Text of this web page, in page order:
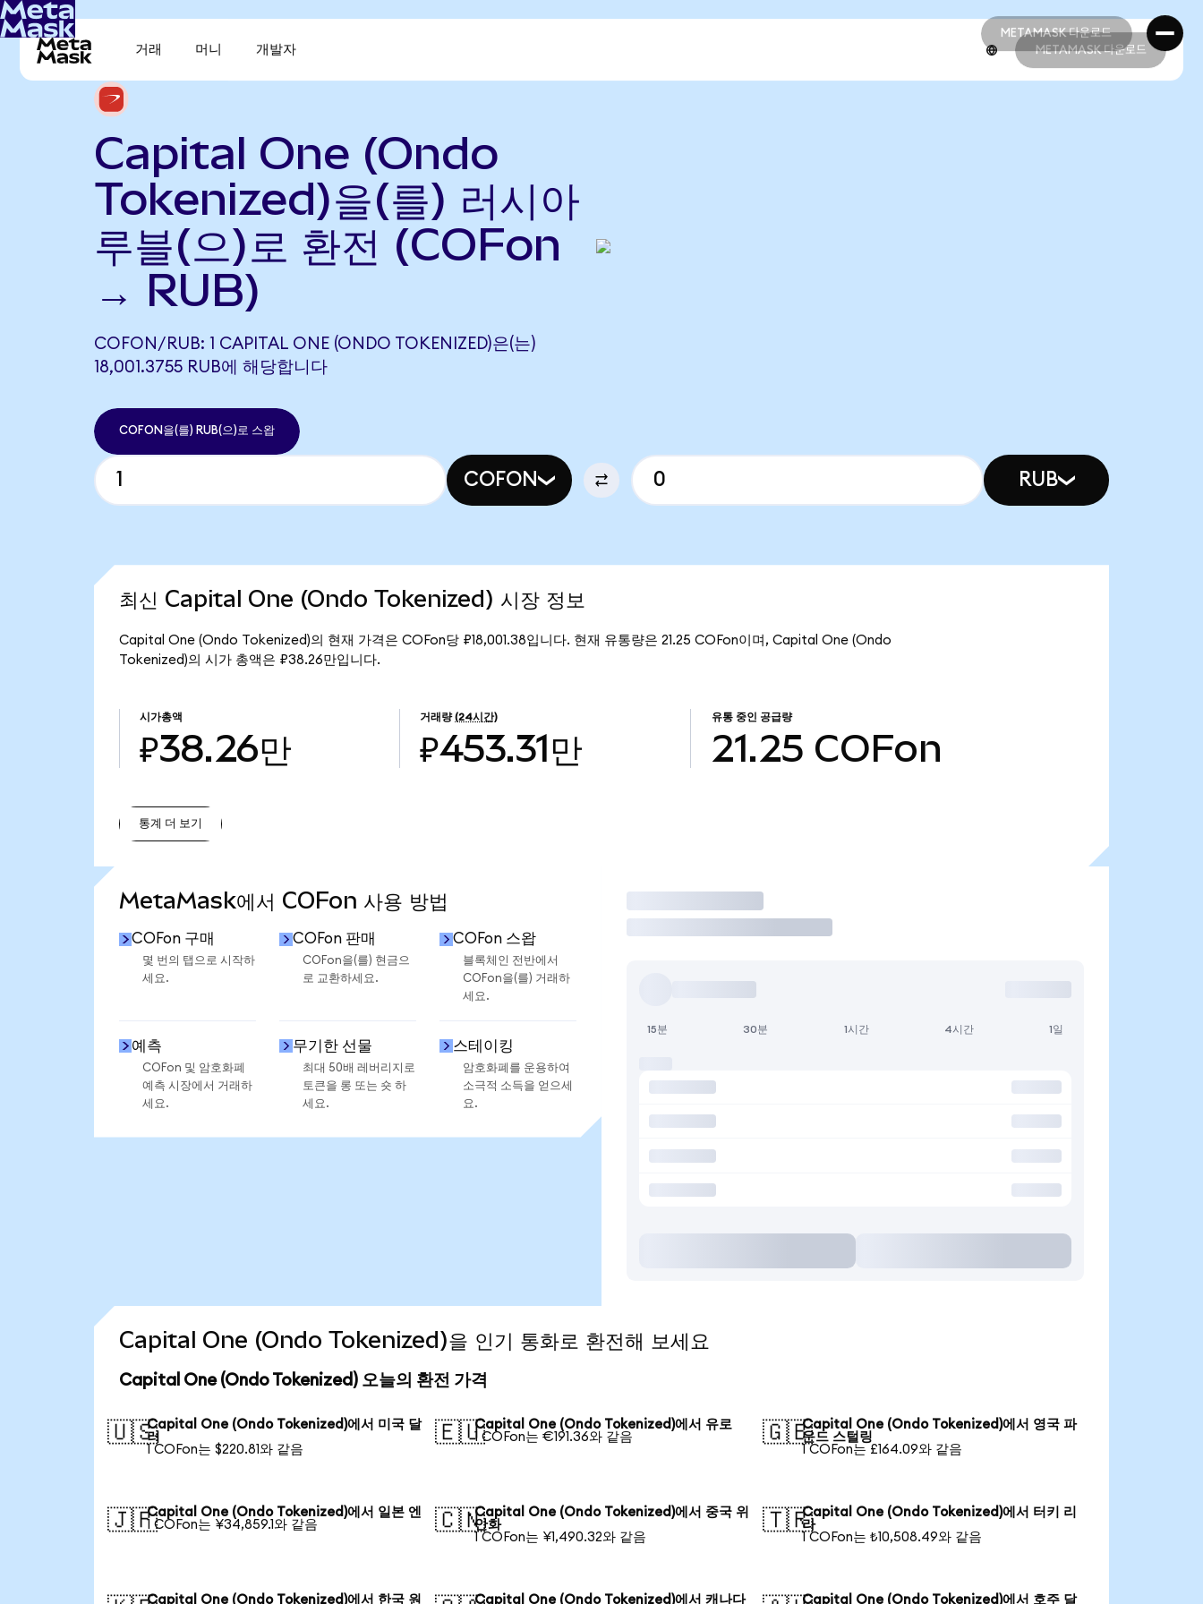
METAMASK 다운로드
METAMASK 다운로드
거래 머니 개발자 METAMASK 다운로드
Capital One (Ondo
Tokenized)을(를) 러시아
루블(으)로 환전 (COFon
→ RUB)
COFON/RUB: 1 CAPITAL ONE (ONDO TOKENIZED)은(는)
18,001.3755 RUB에 해당합니다
COFON을(를) RUB(으)로 스왑
COFON RUB
최신 Capital One (Ondo Tokenized) 시장 정보
Capital One (Ondo Tokenized)의 현재 가격은 COFon당 ₽18,001.38입니다. 현재 유통량은 21.25 COFon이며, Capital One (Ondo
Tokenized)의 시가 총액은 ₽38.26만입니다.
시가총액
₽38.26만
거래량 (24시간)
₽453.31만
유통 중인 공급량
21.25 COFon
통계 더 보기
MetaMask에서 COFon 사용 방법
COFon 구매
몇 번의 탭으로 시작하
세요.
COFon 판매
COFon을(를) 현금으
로 교환하세요.
COFon 스왑
블록체인 전반에서
COFon을(를) 거래하
세요.
예측
COFon 및 암호화폐
예측 시장에서 거래하
세요.
무기한 선물
최대 50배 레버리지로
토큰을 롱 또는 숏 하
세요.
스테이킹
암호화폐를 운용하여
소극적 소득을 얻으세
요.
거래
15분 30분 1시간 4시간 1일
Capital One (Ondo Tokenized)을 인기 통화로 환전해 보세요
Capital One (Ondo Tokenized) 오늘의 환전 가격
🇺🇸Capital One (Ondo Tokenized)에서 미국 달
러
1 COFon는 $220.81와 같음
🇪🇺Capital One (Ondo Tokenized)에서 유로
1 COFon는 €191.36와 같음
🇬🇧Capital One (Ondo Tokenized)에서 영국 파
운드 스털링
1 COFon는 £164.09와 같음
🇯🇵Capital One (Ondo Tokenized)에서 일본 엔
1 COFon는 ¥34,859.1와 같음
🇨🇳Capital One (Ondo Tokenized)에서 중국 위
안화
1 COFon는 ¥1,490.32와 같음
🇹🇷Capital One (Ondo Tokenized)에서 터키 리
라
1 COFon는 ₺10,508.49와 같음
Capital One (Ondo Tokenized)에서 한국 원 Capital One (Ondo Tokenized)에서 캐나다 Capital One (Ondo Tokenized)에서 호주 달